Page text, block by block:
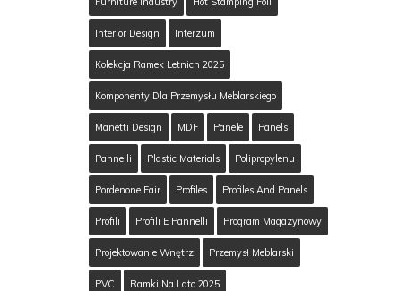
Interior Design Interzum
Kolekcja Ramek Letnich 2025
Komponenty Dla Przemysłu Meblarskiego
Manetti Design MDF Panele Panels
Pannelli Plastic Materials Polipropylenu
Pordenone Fair Profiles Profiles And Panels
Profili Profili E Pannelli Program Magazynowy
Projektowanie Wnętrz Przemysł Meblarski
PVC Ramki Na Lato 2025